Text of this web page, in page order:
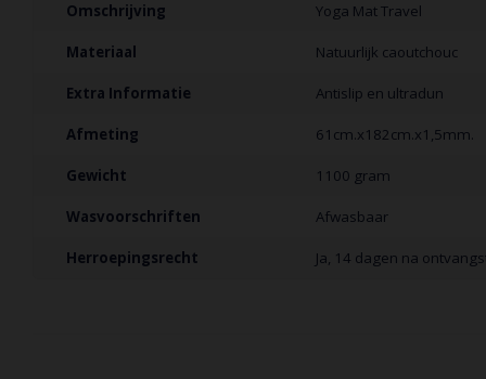
Omschrijving Yoga Mat Travel
Materiaal Natuurlijk caoutchouc
Extra Informatie Antislip en ultradun
Afmeting 61cm.x182cm.x1,5mm.
Gewicht 1100 gram
Wasvoorschriften Afwasbaar
Herroepingsrecht Ja, 14 dagen na